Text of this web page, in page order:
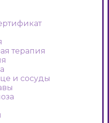
терапия
и сосуды